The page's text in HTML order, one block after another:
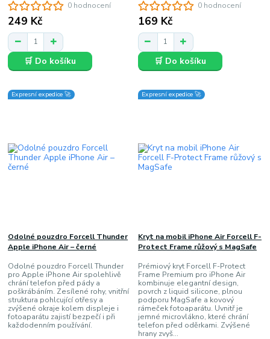
0 hodnocení
249 Kč
🛒 Do košíku
0 hodnocení
169 Kč
🛒 Do košíku
Expresní expedice 🚀
Odolné pouzdro Forcell Thunder
Apple iPhone Air – černé
Odolné pouzdro Forcell Thunder
pro Apple iPhone Air spolehlivě
chrání telefon před pády a
poškrábáním. Zesílené rohy, vnitřní
struktura pohlcující otřesy a
zvýšené okraje kolem displeje i
fotoaparátu zajistí bezpečí i při
každodenním používání.
Expresní expedice 🚀
Kryt na mobil iPhone Air Forcell F-
Protect Frame růžový s MagSafe
Prémiový kryt Forcell F-Protect
Frame Premium pro iPhone Air
kombinuje elegantní design,
povrch z liquid silicone, plnou
podporu MagSafe a kovový
rámeček fotoaparátu. Uvnitř je
jemné microvlákno, které chrání
telefon před oděrkami. Zvýšené
hrany zvyš...